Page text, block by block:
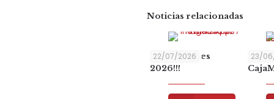
Noticias relacionadas
22/07/2026
Hemopeques
2026!!!
23/